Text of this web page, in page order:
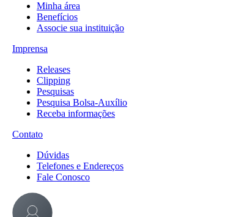
Minha área
Benefícios
Associe sua instituição
Imprensa
Releases
Clipping
Pesquisas
Pesquisa Bolsa-Auxílio
Receba informações
Contato
Dúvidas
Telefones e Endereços
Fale Conosco